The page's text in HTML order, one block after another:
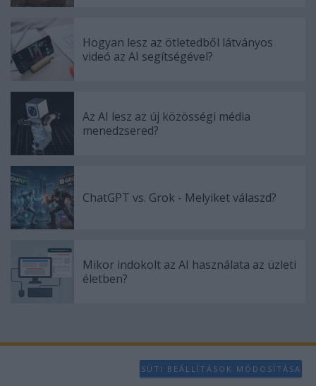
Hogyan lesz az ötletedből látványos
videó az AI segítségével?
Az AI lesz az új közösségi média
menedzsered?
ChatGPT vs. Grok - Melyiket válaszd?
Mikor indokolt az AI használata az üzleti
életben?
SÜTI BEÁLLÍTÁSOK MÓDOSÍTÁSA